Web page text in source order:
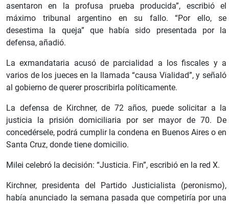
asentaron en la profusa prueba producida”, escribió el
máximo tribunal argentino en su fallo. “Por ello, se
desestima la queja” que había sido presentada por la
defensa, añadió.
La exmandataria acusó de parcialidad a los fiscales y a
varios de los jueces en la llamada “causa Vialidad”, y señaló
al gobierno de querer proscribirla políticamente.
La defensa de Kirchner, de 72 años, puede solicitar a la
justicia la prisión domiciliaria por ser mayor de 70. De
concedérsele, podrá cumplir la condena en Buenos Aires o en
Santa Cruz, donde tiene domicilio.
Milei celebró la decisión: “Justicia. Fin”, escribió en la red X.
Kirchner, presidenta del Partido Justicialista (peronismo),
había anunciado la semana pasada que competiría por una